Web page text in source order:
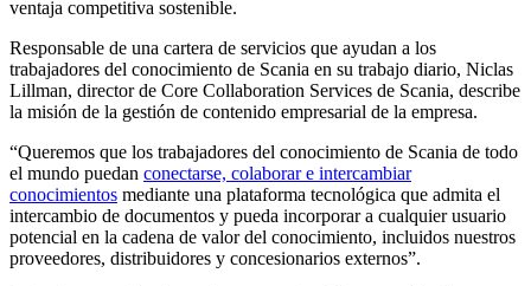
ventaja competitiva sostenible.
Responsable de una cartera de servicios que ayudan a los
trabajadores del conocimiento de Scania en su trabajo diario, Niclas
Lillman, director de Core Collaboration Services de Scania, describe
la misión de la gestión de contenido empresarial de la empresa.
“Queremos que los trabajadores del conocimiento de Scania de todo
el mundo puedan conectarse, colaborar e intercambiar
conocimientos mediante una plataforma tecnológica que admita el
intercambio de documentos y pueda incorporar a cualquier usuario
potencial en la cadena de valor del conocimiento, incluidos nuestros
proveedores, distribuidores y concesionarios externos”.